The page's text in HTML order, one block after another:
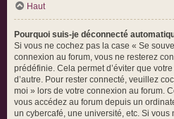
Haut
Pourquoi suis-je déconnecté
Si vous ne cochez pas la case « Se
connexion au forum, vous ne resterez
prédéfinie. Cela permet d’éviter que
d’autre. Pour rester connecté, veuillez
moi » lors de votre connexion au forum.
vous accédez au forum depuis un
un cybercafé, une université, etc. Si vous